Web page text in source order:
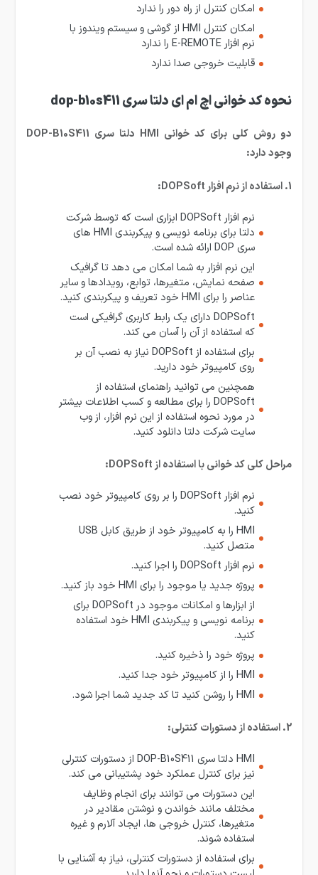
امکان کنترل از راه دور را ندارد
امکان کنترل HMI از گوشی و سیستم ویندوز با
نرم افزار E-REMOTE را ندارد
قابلیت خروجی صدا ندارد
نحوه کد خوانی اچ ام ای دلتا سری dop-b10s411
دو روش کلی برای کد خوانی HMI دلتا سری DOP-B10S411
وجود دارد:
1. استفاده از نرم افزار DOPSoft:
نرم افزار DOPSoft ابزاری است که توسط شرکت
دلتا برای برنامه نویسی و پیکربندی HMI های
سری DOP ارائه شده است.
این نرم افزار به شما امکان می دهد تا گرافیک
صفحه نمایش، متغیرها، توابع، رویدادها و سایر
عناصر را برای HMI خود تعریف و پیکربندی کنید.
DOPSoft دارای یک رابط کاربری گرافیکی است
که استفاده از آن را آسان می کند.
برای استفاده از DOPSoft نیاز به نصب آن بر
روی کامپیوتر خود دارید.
همچنین می توانید راهنمای استفاده از
DOPSoft را برای مطالعه و کسب اطلاعات بیشتر
در مورد نحوه استفاده از این نرم افزار، از وب
سایت شرکت دلتا دانلود کنید.
مراحل کلی کد خوانی با استفاده از DOPSoft:
نرم افزار DOPSoft را بر روی کامپیوتر خود نصب
کنید.
HMI را به کامپیوتر خود از طریق کابل USB
متصل کنید.
نرم افزار DOPSoft را اجرا کنید.
پروژه جدید یا موجود را برای HMI خود باز کنید.
از ابزارها و امکانات موجود در DOPSoft برای
برنامه نویسی و پیکربندی HMI خود استفاده
کنید.
پروژه خود را ذخیره کنید.
HMI را از کامپیوتر خود جدا کنید.
HMI را روشن کنید تا کد جدید شما اجرا شود.
2. استفاده از دستورات کنترلی:
HMI دلتا سری DOP-B10S411 از دستورات کنترلی
نیز برای کنترل عملکرد خود پشتیبانی می کند.
این دستورات می توانند برای انجام وظایف
مختلف مانند خواندن و نوشتن مقادیر در
متغیرها، کنترل خروجی ها، ایجاد آلارم و غیره
استفاده شوند.
برای استفاده از دستورات کنترلی، نیاز به آشنایی با